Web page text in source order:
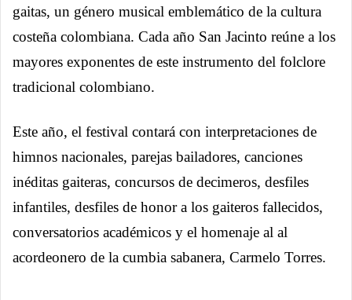
gaitas, un género musical emblemático de la cultura
costeña colombiana. Cada año San Jacinto reúne a los
mayores exponentes de este instrumento del folclore
tradicional colombiano.
Este año, el festival contará con interpretaciones de
himnos nacionales, parejas bailadores, canciones
inéditas gaiteras, concursos de decimeros, desfiles
infantiles, desfiles de honor a los gaiteros fallecidos,
conversatorios académicos y el homenaje al al
acordeonero de la cumbia sabanera, Carmelo Torres.